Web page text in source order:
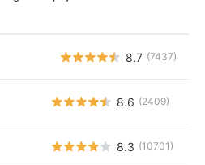
8.7 (7437)
8.6 (2409)
8.3 (10701)